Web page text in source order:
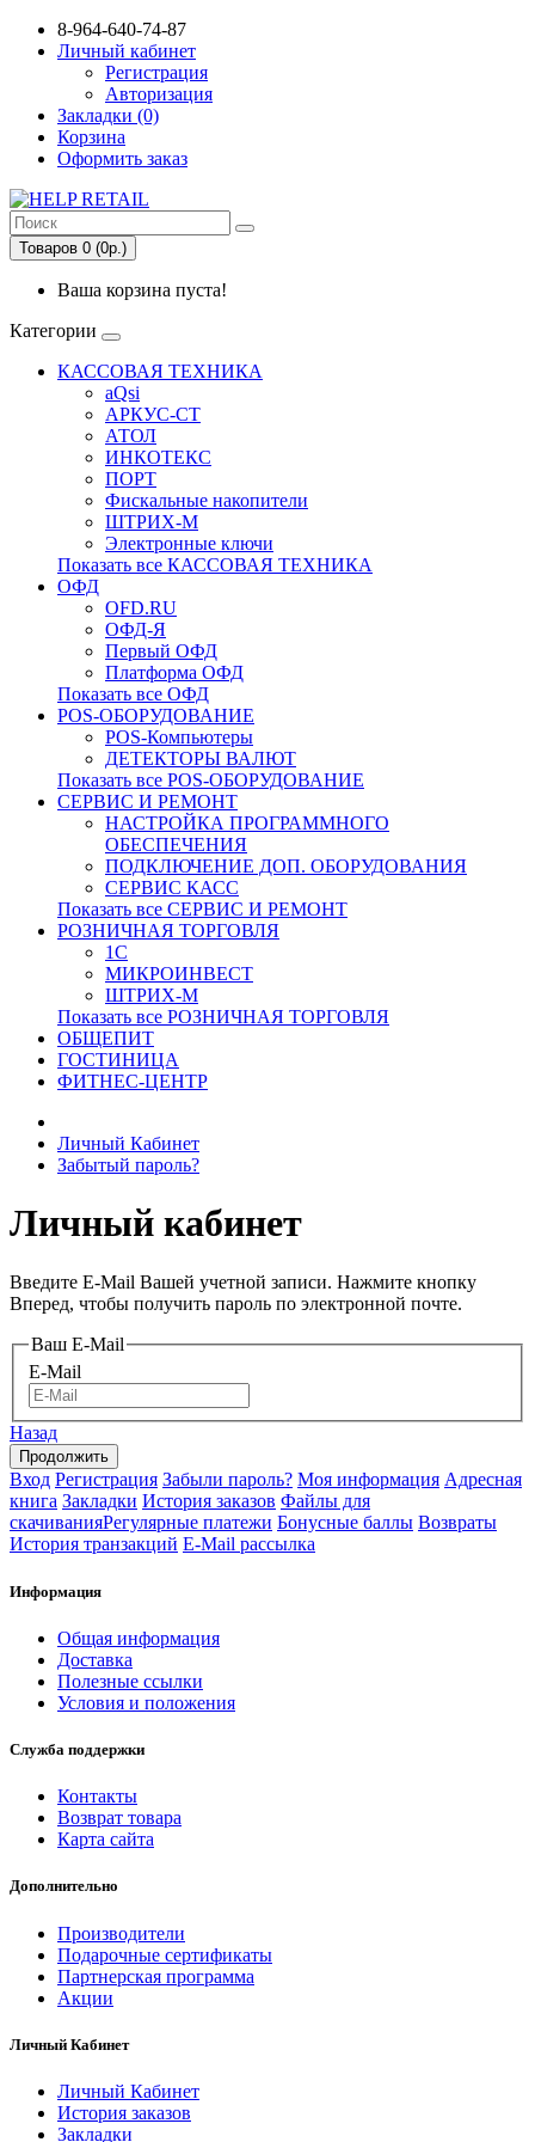
8-964-640-74-87
Личный кабинет
Регистрация
Авторизация
Закладки (0)
Корзина
Оформить заказ
Товаров 0 (0р.)
Ваша корзина пуста!
Категории
КАССОВАЯ ТЕХНИКА
aQsi
АРКУС-СТ
АТОЛ
ИНКОТЕКС
ПОРТ
Фискальные накопители
ШТРИХ-М
Электронные ключи
Показать все КАССОВАЯ ТЕХНИКА
ОФД
OFD.RU
ОФД-Я
Первый ОФД
Платформа ОФД
Показать все ОФД
POS-ОБОРУДОВАНИЕ
POS-Компьютеры
ДЕТЕКТОРЫ ВАЛЮТ
Показать все POS-ОБОРУДОВАНИЕ
СЕРВИС И РЕМОНТ
НАСТРОЙКА ПРОГРАММНОГО
ОБЕСПЕЧЕНИЯ
ПОДКЛЮЧЕНИЕ ДОП. ОБОРУДОВАНИЯ
СЕРВИС КАСС
Показать все СЕРВИС И РЕМОНТ
РОЗНИЧНАЯ ТОРГОВЛЯ
1С
МИКРОИНВЕСТ
ШТРИХ-М
Показать все РОЗНИЧНАЯ ТОРГОВЛЯ
ОБЩЕПИТ
ГОСТИНИЦА
ФИТНЕС-ЦЕНТР
Личный Кабинет
Забытый пароль?
Личный кабинет
Введите E-Mail Вашей учетной записи. Нажмите кнопку
Вперед, чтобы получить пароль по электронной почте.
Ваш E-Mail
E-Mail
Назад
Вход Регистрация Забыли пароль? Моя информация Адресная
книга Закладки История заказов Файлы для
скачиванияРегулярные платежи Бонусные баллы Возвраты
История транзакций E-Mail рассылка
Информация
Общая информация
Доставка
Полезные ссылки
Условия и положения
Служба поддержки
Контакты
Возврат товара
Карта сайта
Дополнительно
Производители
Подарочные сертификаты
Партнерская программа
Акции
Личный Кабинет
Личный Кабинет
История заказов
Закладки